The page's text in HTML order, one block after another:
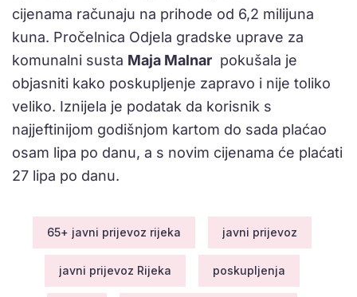
cijenama računaju na prihode od 6,2 milijuna
kuna. Pročelnica Odjela gradske uprave za
komunalni susta Maja Malnar pokušala je
objasniti kako poskupljenje zapravo i nije toliko
veliko. Iznijela je podatak da korisnik s
najjeftinijom godišnjom kartom do sada plaćao
osam lipa po danu, a s novim cijenama će plaćati
27 lipa po danu.
65+ javni prijevoz rijeka javni prijevoz
javni prijevoz Rijeka poskupljenja